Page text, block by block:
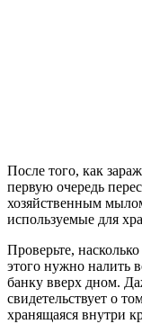
После того, как
первую очередь
хозяйственным
используемые для
Проверьте,
этого нужно налить
банку вверх дном.
свидетельствует о
хранящаяся внутри